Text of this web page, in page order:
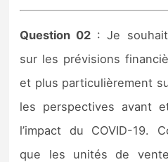
Question 02 : Je
sur les prévisions
et plus particulièrement
les perspectives avant
l’impact du COVID-19.
que les unités de